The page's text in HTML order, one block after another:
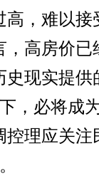
高，难以接
，高房价
史现实提
，必将成
控理应关